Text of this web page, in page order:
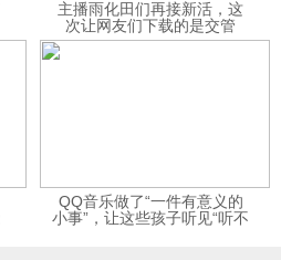
主播雨化田们再接新活，这
次让网友们下载的是交管
12123APP
QQ音乐做了“一件有意义的
小事”，让这些孩子听见“听不